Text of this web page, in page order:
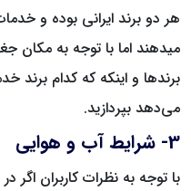
هر دو برند ایرانی بوده و
میدهند اما با توجه به مکان
برندها و اینکه که کدام برند
می‌دهد بپردازید.
3- شرایط آب و هوایی
با توجه به نظرات کاربران اگر